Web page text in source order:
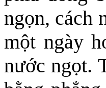
ngọn, cách
một ngày
nước ngọt.